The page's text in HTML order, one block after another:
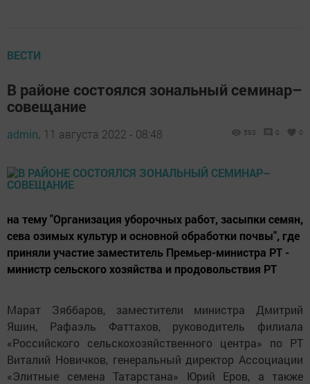
ВЕСТИ
В районе состоялся зональный семинар–
совещание
admin, 11 августа 2022 - 08:48 593 0 0
на тему "Организация уборочных работ, засыпки семян,
сева озимых культур и основной обработки почвы", где
приняли участие заместитель Премьер-министра РТ -
министр сельского хозяйства и продовольствия РТ
Марат Зяббаров, заместители министра Дмитрий
Яшин, Рафаэль Фаттахов, руководитель филиала
«Российского сельскохозяйственного центра» по РТ
Виталий Новичков, генеральный директор Ассоциации
«Элитные семена Татарстана» Юрий Еров, а также